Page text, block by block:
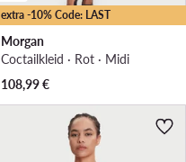
extra -10% Code: LAST
Morgan
Coctailkleid · Rot · Midi
108,99€